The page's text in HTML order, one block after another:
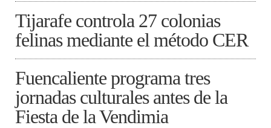
Tijarafe controla 27 colonias
felinas mediante el método CER
Fuencaliente programa tres
jornadas culturales antes de la
Fiesta de la Vendimia